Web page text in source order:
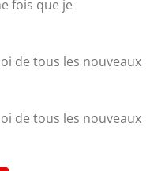
fois que je
de tous les nouveaux
de tous les nouveaux